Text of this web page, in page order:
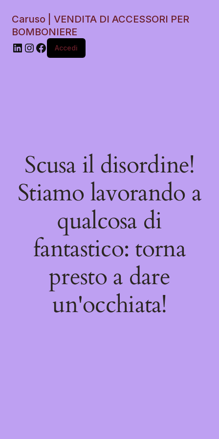
Caruso | VENDITA DI ACCESSORI PER
BOMBONIERE
Accedi
Scusa il disordine!
Stiamo lavorando a
qualcosa di
fantastico: torna
presto a dare
un'occhiata!